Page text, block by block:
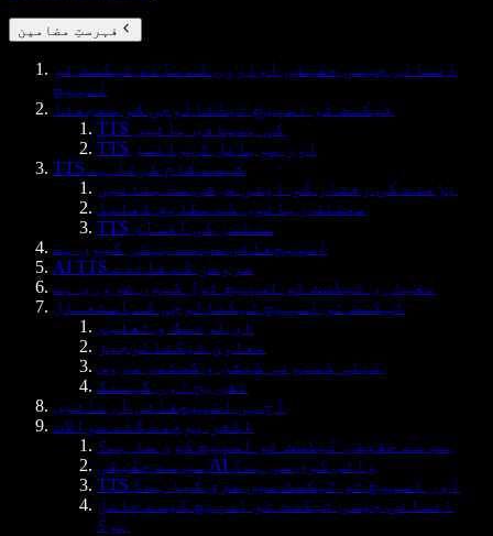
فہرستِ مضامین
انسانی جیسی حقیقی آوازوں کے ساتھ ٹیکسٹ ٹو
اسپیچ
ٹیکسٹ ٹو اسپیچ ٹیکنالوجی کو سمجھنا
TTS کی بنیادی باتیں
TTS اور موبائل ڈیوائسز
TTS کیسے کام کرتا ہے
پڑھنے کی رفتار کو اپنی مرضی سے بنائیں
مختلف زبانوں کے مطابق ڈھلنا
TTS سسٹمز کی اقسام
اسپیچفائی سب سے بہتر کیوں ہے
AI TTS سروسز کے فائدے
معیاری ٹیکسٹ ٹو اسپیچ ٹول کیوں ضروری ہے
ٹیکسٹ ٹو اسپیچ ٹیکنالوجی کے استعمال
ای لرننگ و تعلیم
معاون ٹیکنالوجیز
ٹیلی کمیونی کیشن و کسٹمر سروس
تفریح اور گیمنگ
آج ہی اسپیچفائی آزمائیں
اکثر پوچھے گئے سوالات
سب سے حقیقی ٹیکسٹ ٹو اسپیچ کون سا ہے؟
سب سے حقیقی AI وائس کون سی ہے؟
TTS اور اسپیچ ٹو ٹیکسٹ میں فرق کیا ہے؟
انسانی جیسی ٹیکسٹ ٹو اسپیچ کیسے حاصل
ہو؟